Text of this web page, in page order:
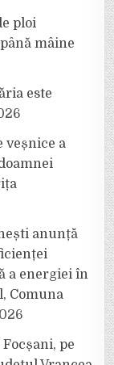
ploi
mâine
este
veșnice a
anunță
a energiei în
Comuna
pe